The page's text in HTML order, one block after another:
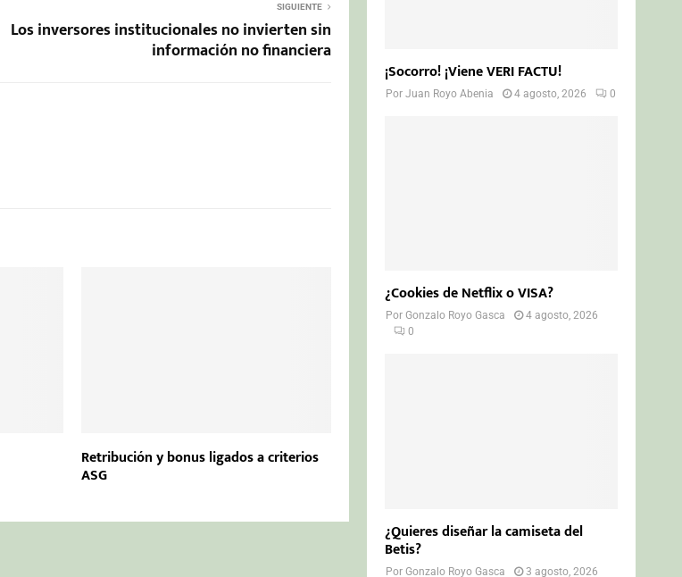
SIGUIENTE
Los inversores institucionales no invierten sin
información no financiera
Retribución y bonus ligados a criterios
ASG
¡Socorro! ¡Viene VERI FACTU!
PorJuan Royo Abenia 4 agosto, 2026 0
¿Cookies de Netflix o VISA?
PorGonzalo Royo Gasca
4 agosto, 2026
0
¿Quieres diseñar la camiseta del
Betis?
PorGonzalo Royo Gasca 3 agosto, 2026